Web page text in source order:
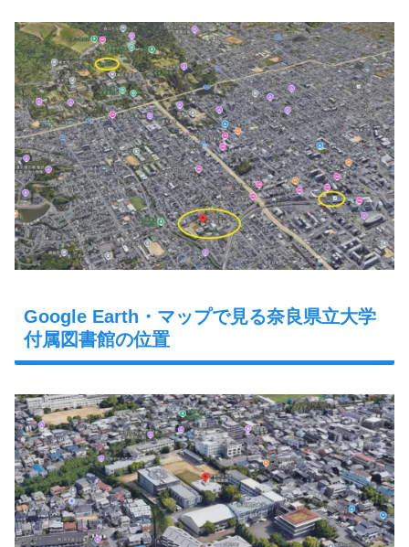
Google Earth・マップで見る奈良県立大学
付属図書館の位置